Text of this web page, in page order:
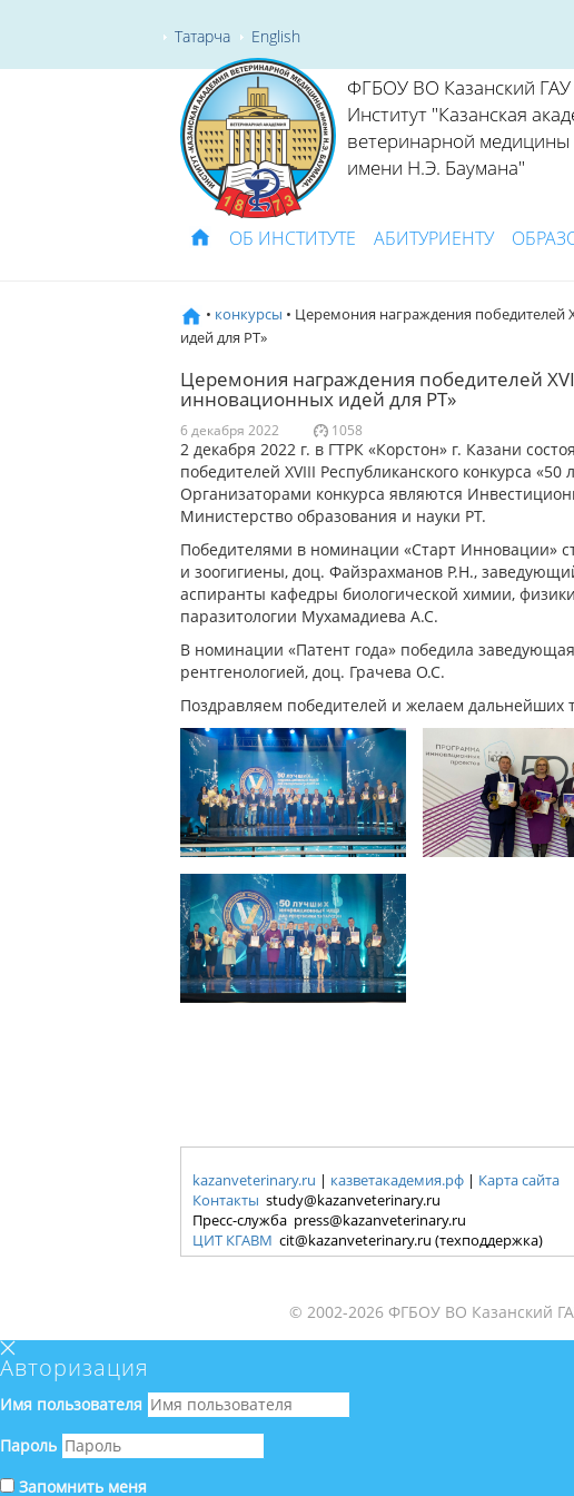
Татарча English
ФГБОУ ВО Казанский ГАУ
Институт "Казанская
ветеринарной медицины
имени Н.Э. Баумана"
ОБ ИНСТИТУТЕ АБИТУРИЕНТУ
• конкурсы • Церемония награждения победителей
идей для РТ»
Церемония награждения победителей
инновационных идей для РТ»
6 декабря 2022 1058
2 декабря 2022 г. в ГТРК «Корстон» г. Казани
победителей XVIII Республиканского конкурса
Организаторами конкурса являются
Министерство образования и науки РТ.
Победителями в номинации «Старт Инновации»
и зоогигиены, доц. Файзрахманов Р.Н.,
аспиранты кафедры биологической химии,
паразитологии Мухамадиева А.С.
В номинации «Патент года» победила
рентгенологией, доц. Грачева О.С.
Поздравляем победителей и желаем дальнейших
kazanveterinary.ru | казветакадемия.рф | Карта сайта
Контакты study@kazanveterinary.ru
Пресс-служба press@kazanveterinary.ru
ЦИТ КГАВМ cit@kazanveterinary.ru (техподдержка)
© 2002-2026 ФГБОУ ВО Казанский
Авторизация
Имя пользователя
Пароль
Запомнить меня